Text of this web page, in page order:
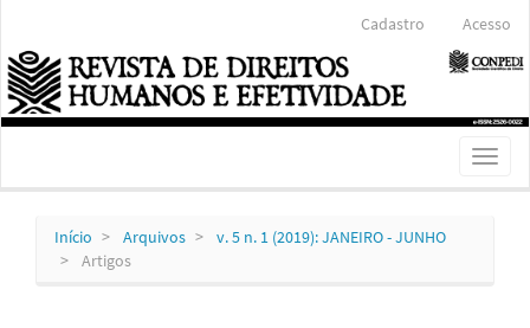
Conteúdo
principal
Barra
Lateral
Cadastro Acesso
Toggle
Início Arquivos
v. 5 n. 1 (2019): JANEIRO - JUNHO
Artigos